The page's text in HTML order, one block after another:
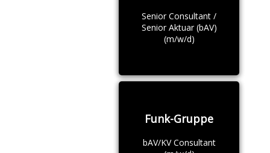
Senior Consultant /
Senior Aktuar (bAV)
(m/w/d)
Funk-Gruppe
bAV/KV Consultant